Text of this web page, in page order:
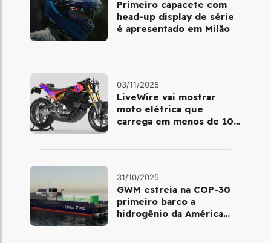
Primeiro capacete com
head‑up display de série
é apresentado em Milão
03/11/2025
LiveWire vai mostrar
moto elétrica que
carrega em menos de 10
31/10/2025
GWM estreia na COP-30
primeiro barco a
hidrogênio da América